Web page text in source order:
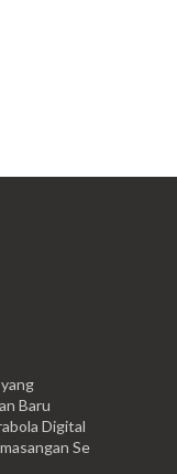
Baru
Digital
Se